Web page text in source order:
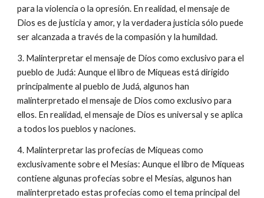
para la violencia o la opresión. En realidad, el mensaje de
Dios es de justicia y amor, y la verdadera justicia sólo puede
ser alcanzada a través de la compasión y la humildad.
3. Malinterpretar el mensaje de Dios como exclusivo para el
pueblo de Judá: Aunque el libro de Miqueas está dirigido
principalmente al pueblo de Judá, algunos han
malinterpretado el mensaje de Dios como exclusivo para
ellos. En realidad, el mensaje de Dios es universal y se aplica
a todos los pueblos y naciones.
4. Malinterpretar las profecías de Miqueas como
exclusivamente sobre el Mesías: Aunque el libro de Miqueas
contiene algunas profecías sobre el Mesías, algunos han
malinterpretado estas profecías como el tema principal del